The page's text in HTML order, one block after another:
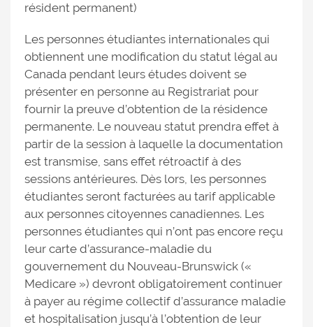
résident permanent)
Les personnes étudiantes internationales qui
obtiennent une modification du statut légal au
Canada pendant leurs études doivent se
présenter en personne au Registrariat pour
fournir la preuve d’obtention de la résidence
permanente. Le nouveau statut prendra effet à
partir de la session à laquelle la documentation
est transmise, sans effet rétroactif à des
sessions antérieures. Dès lors, les personnes
étudiantes seront facturées au tarif applicable
aux personnes citoyennes canadiennes. Les
personnes étudiantes qui n’ont pas encore reçu
leur carte d’assurance-maladie du
gouvernement du Nouveau-Brunswick («
Medicare ») devront obligatoirement continuer
à payer au régime collectif d’assurance maladie
et hospitalisation jusqu’à l’obtention de leur